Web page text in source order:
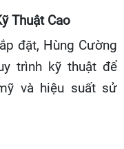
Thuật Cao
đặt, Hùng Cường
trình kỹ thuật để
và hiệu suất sử